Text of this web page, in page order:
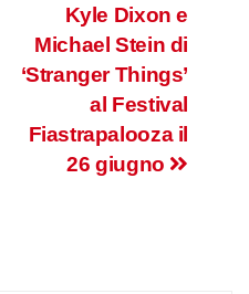
Kyle Dixon e
Michael Stein di
‘Stranger Things’
al Festival
Fiastrapalooza il
26 giugno